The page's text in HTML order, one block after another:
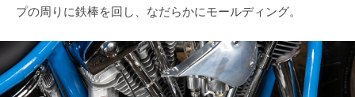
プの周りに鉄棒を回し、なだらかにモールディング。